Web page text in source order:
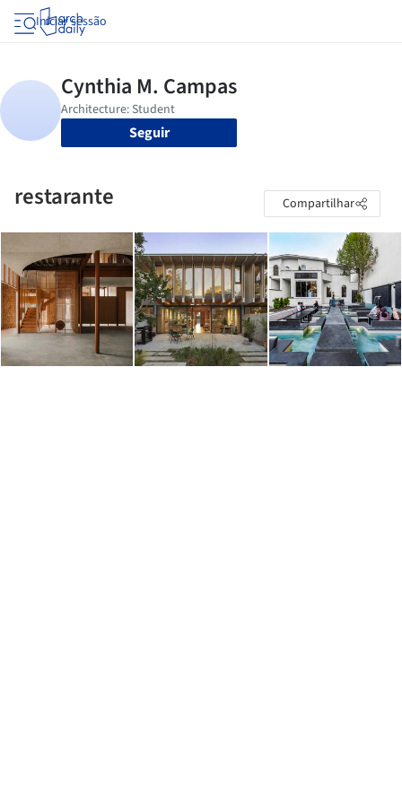
Iniciar sessão
Seguir
restarante Compartilhar